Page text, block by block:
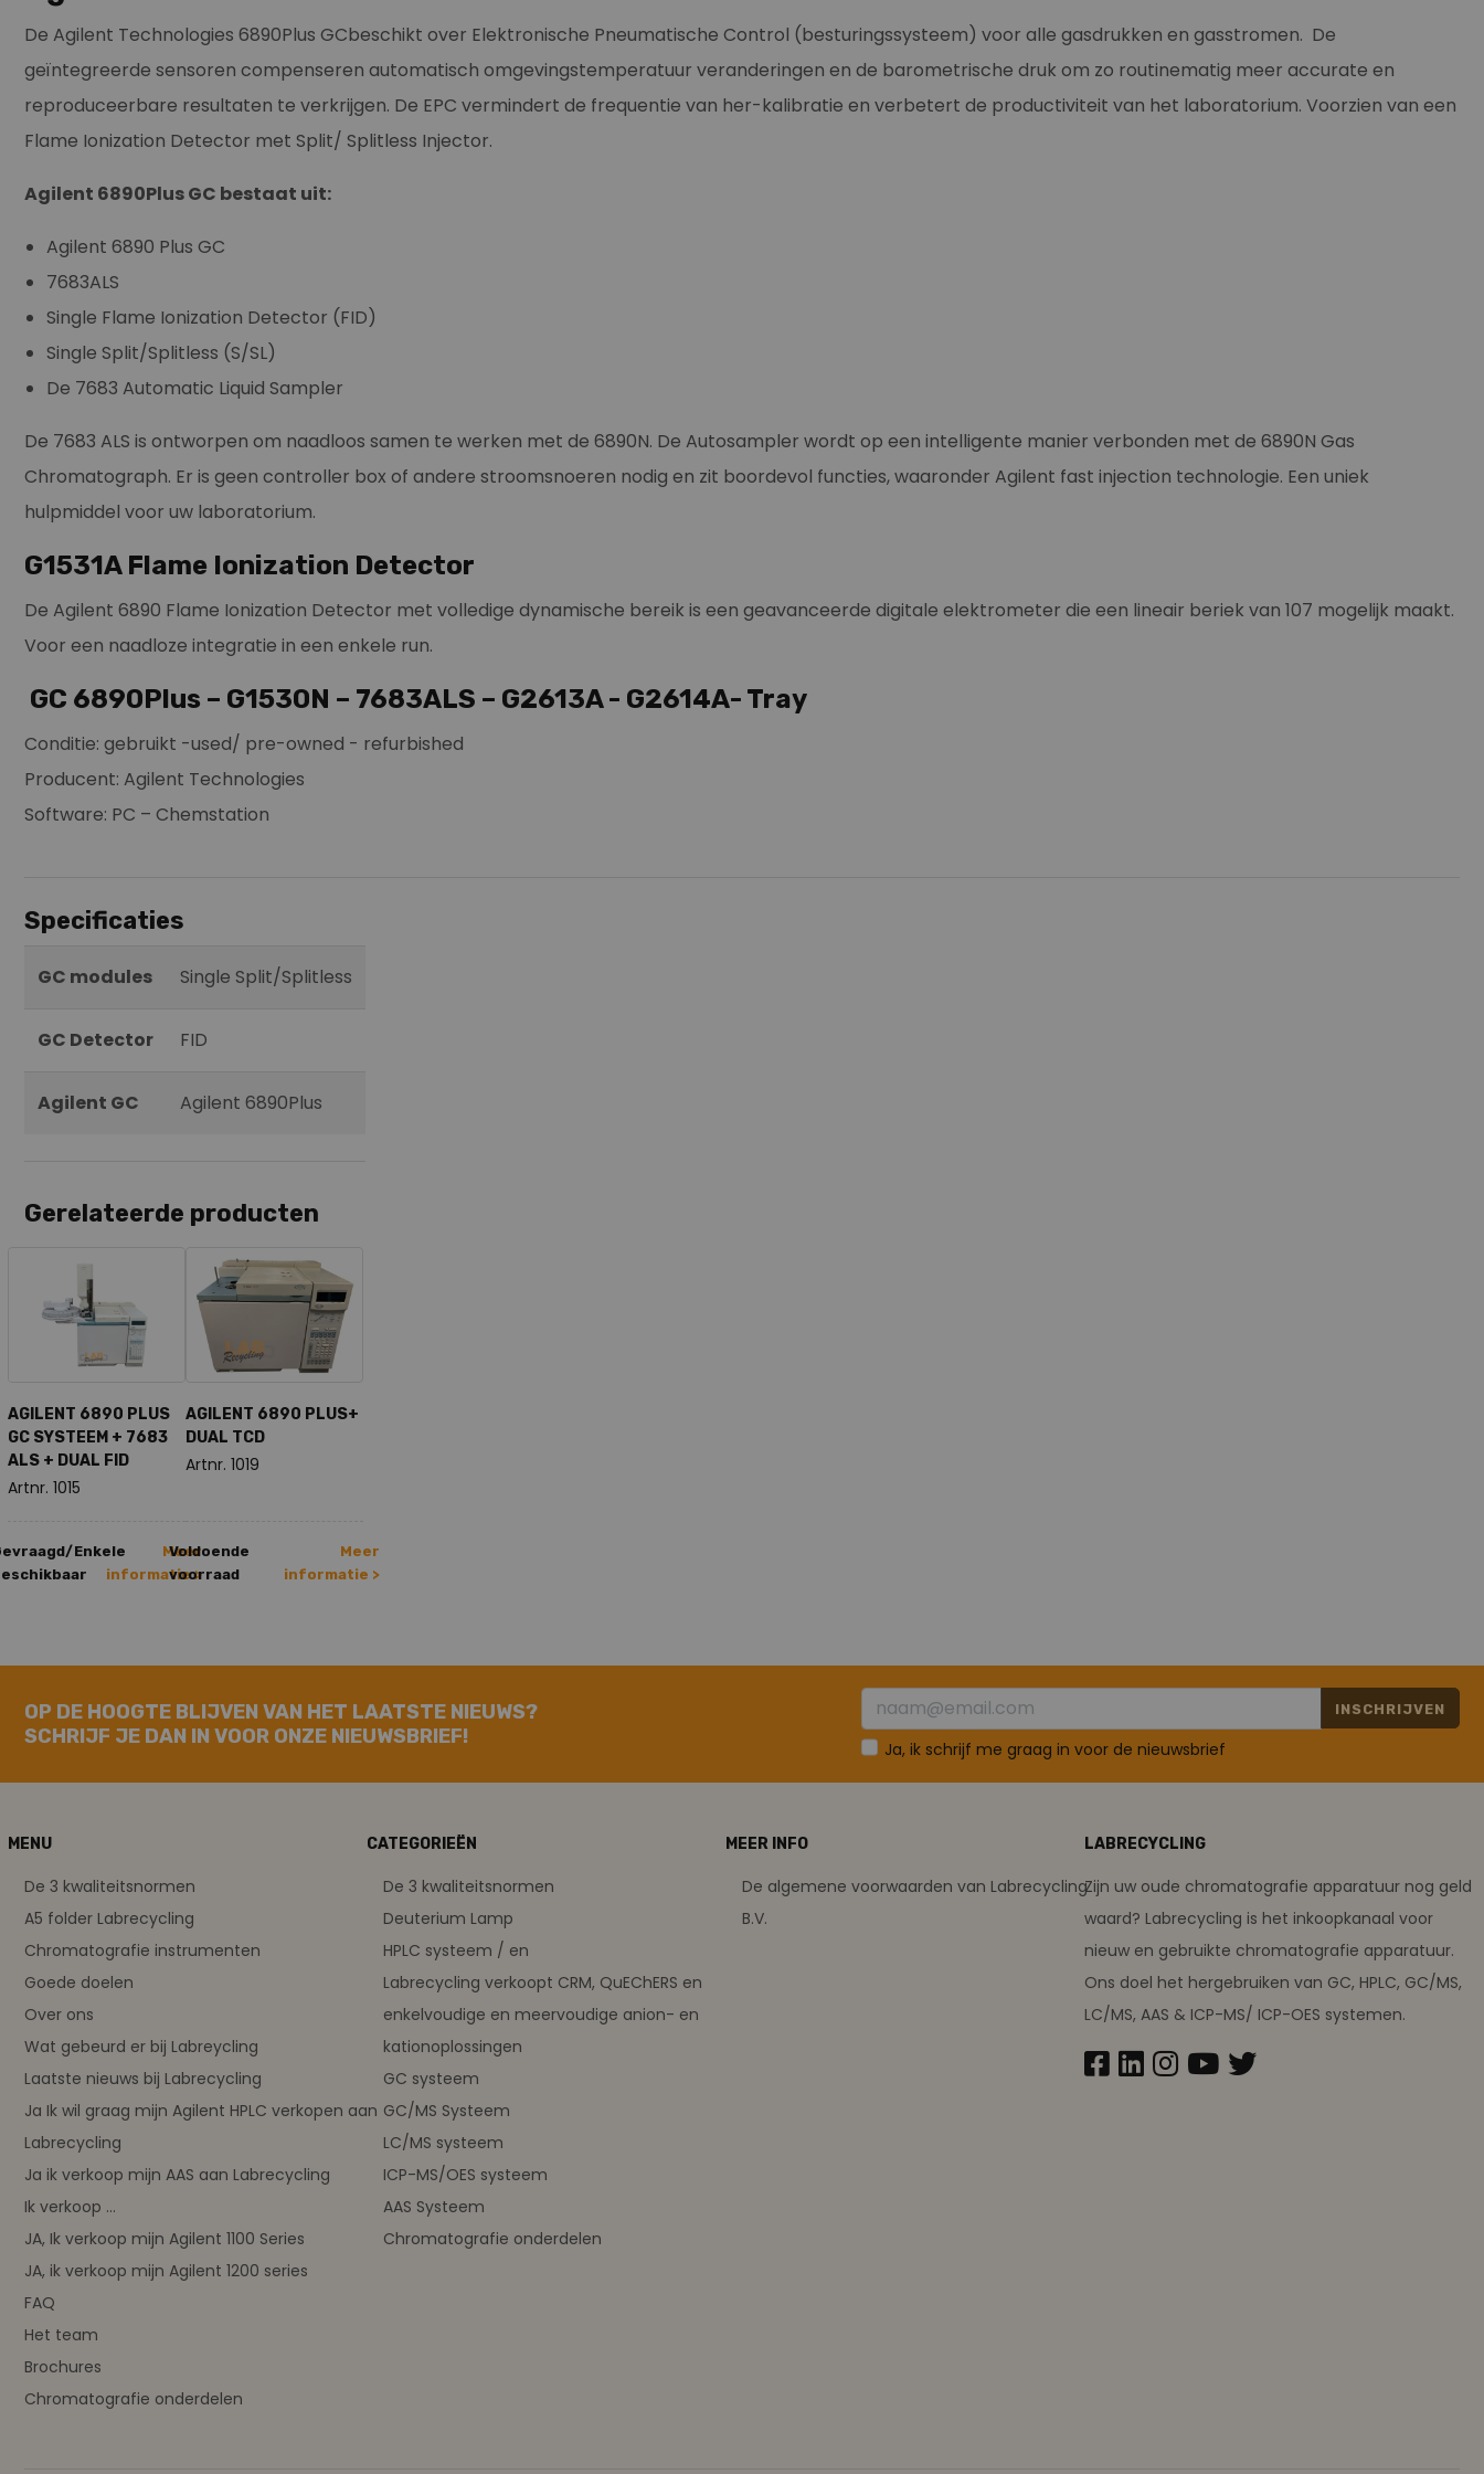
De Agilent Technologies 6890Plus GCbeschikt over Elektronische Pneumatische Control (besturingssysteem) voor alle gasdrukken en gasstromen. De
geïntegreerde sensoren compenseren automatisch omgevingstemperatuur veranderingen en de barometrische druk om zo routinematig meer accurate en
reproduceerbare resultaten te verkrijgen. De EPC vermindert de frequentie van her-kalibratie en verbetert de productiviteit van het laboratorium. Voorzien van een
Flame Ionization Detector met Split/ Splitless Injector.
Agilent 6890Plus GC bestaat uit:
Agilent 6890 Plus GC
7683ALS
Single Flame Ionization Detector (FID)
Single Split/Splitless (S/SL)
De 7683 Automatic Liquid Sampler
De 7683 ALS is ontworpen om naadloos samen te werken met de 6890N. De Autosampler wordt op een intelligente manier verbonden met de 6890N Gas
Chromatograph. Er is geen controller box of andere stroomsnoeren nodig en zit boordevol functies, waaronder Agilent fast injection technologie. Een uniek
hulpmiddel voor uw laboratorium.
G1531A Flame Ionization Detector
De Agilent 6890 Flame Ionization Detector met volledige dynamische bereik is een geavanceerde digitale elektrometer die een lineair beriek van 107 mogelijk maakt.
Voor een naadloze integratie in een enkele run.
GC 6890Plus – G1530N – 7683ALS – G2613A - G2614A- Tray
Conditie: gebruikt -used/ pre-owned - refurbished
Producent: Agilent Technologies
Software: PC – Chemstation
Specificaties
GC modules Single Split/Splitless
GC Detector FID
Agilent GC Agilent 6890Plus
Gerelateerde producten
AGILENT 6890 PLUS
GC SYSTEEM + 7683
ALS + DUAL FID
Artnr. 1015
Enkele
Meer
informatie >
AGILENT 6890 PLUS+
DUAL TCD
Artnr. 1019
Voldoende
voorraad
Meer
informatie >
OP DE HOOGTE BLIJVEN VAN HET LAATSTE NIEUWS?
SCHRIJF JE DAN IN VOOR ONZE NIEUWSBRIEF!
INSCHRIJVEN
Ja, ik schrijf me graag in voor de nieuwsbrief
MENU
De 3 kwaliteitsnormen
A5 folder Labrecycling
Chromatografie instrumenten
Goede doelen
Over ons
Wat gebeurd er bij Labreycling
Laatste nieuws bij Labrecycling
Ja Ik wil graag mijn Agilent HPLC verkopen aan
Labrecycling
Ja ik verkoop mijn AAS aan Labrecycling
Ik verkoop ...
JA, Ik verkoop mijn Agilent 1100 Series
JA, ik verkoop mijn Agilent 1200 series
FAQ
Het team
Brochures
Chromatografie onderdelen
CATEGORIEËN
De 3 kwaliteitsnormen
Deuterium Lamp
HPLC systeem / en
Labrecycling verkoopt CRM, QuEChERS en
enkelvoudige en meervoudige anion- en
kationoplossingen
GC systeem
GC/MS Systeem
LC/MS systeem
ICP-MS/OES systeem
AAS Systeem
Chromatografie onderdelen
MEER INFO
De algemene voorwaarden van Labrecycling
B.V.
LABRECYCLING
Zijn uw oude chromatografie apparatuur nog geld
waard? Labrecycling is het inkoopkanaal voor
nieuw en gebruikte chromatografie apparatuur.
Ons doel het hergebruiken van GC, HPLC, GC/MS,
LC/MS, AAS & ICP-MS/ ICP-OES systemen.